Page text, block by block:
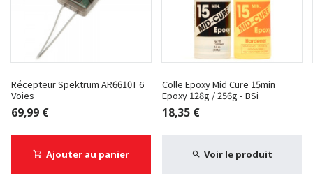
Récepteur Spektrum AR6610T 6
Voies
69,99 €
Ajouter au panier
Colle Epoxy Mid Cure 15min
Epoxy 128g / 256g - BSi
18,35 €
Voir le produit